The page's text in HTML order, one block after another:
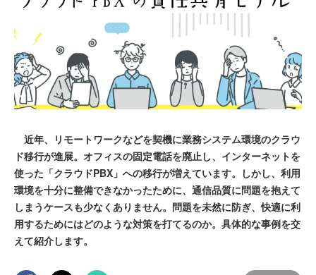
近年、リモートワークなどを契機に業務システム環境のクラウ
ド移行が進展。オフィスの固定電話を廃止し、インターネットを
使った「クラウドPBX」への移行が増えています。しかし、利用
環境を十分に整備できなかったために、通信品質に問題を抱えて
しまうケースも少なくありません。問題を未然に防ぎ、快適に利
用するためにはどのような対策を打てるのか。具体的な事例を交
えて紹介します。